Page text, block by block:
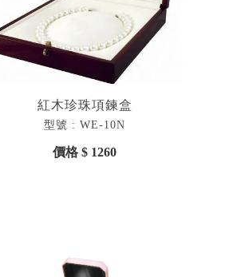
紅木珍珠項鍊盒
型號 : WE-10N
價格 $ 1260